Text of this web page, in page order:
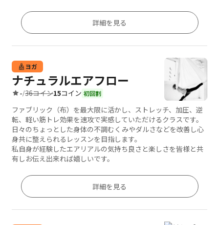
詳細を見る
ヨガ
ナチュラルエアフロー
-/36コイン15コイン 初回割
ファブリック（布）を最大限に活かし、ストレッチ、加圧、逆
転、軽い筋トレ効果を速攻で実感していただけるクラスです。
日々のちょっとした身体の不調むくみやダルさなどを改善し心
身共に整えられるレッスンを目指します。
私自身が経験したエアリアルの気持ち良さと楽しさを皆様と共
有しお伝え出来れば嬉しいです。
詳細を見る